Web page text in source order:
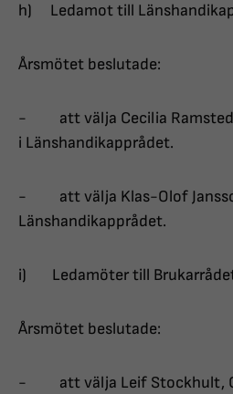
h) Ledamot till
Årsmötet beslutade:
- att välja Cecilia
i Länshandikapprådet.
- att välja Klas-Olof
Länshandikapprådet.
i) Ledamöter till
Årsmötet beslutade:
- att välja Leif Stockhult,